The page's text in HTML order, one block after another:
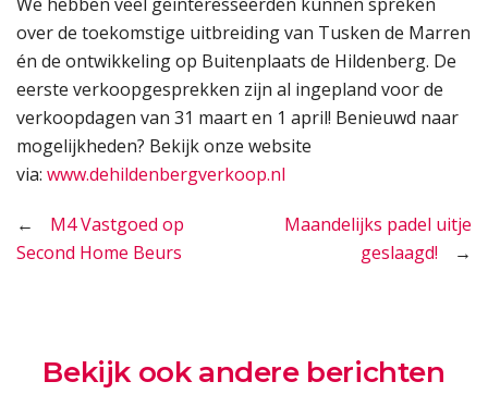
over de toekomstige uitbreiding van Tusken de Marren
én de ontwikkeling op Buitenplaats de Hildenberg. De
eerste verkoopgesprekken zijn al ingepland voor de
verkoopdagen van 31 maart en 1 april! Benieuwd naar
mogelijkheden? Bekijk onze website
via: www.dehildenbergverkoop.nl
Bericht
navigatie
M4 Vastgoed op
Second Home Beurs
Maandelijks padel uitje
geslaagd!
Bekijk ook andere berichten